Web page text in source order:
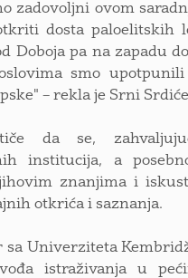
zadovoljni ovom
dosta paloelitskih
Doboja pa na zapadu
smo upotpunili
– rekla je Srni
da se,
institucija, a
znanjima i
otkrića i saznanja.
sa Univerziteta
istraživanja u